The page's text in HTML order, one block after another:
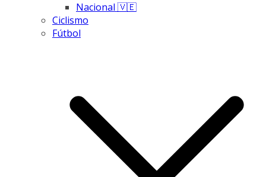
Nacional 🇻🇪
Ciclismo
Fútbol